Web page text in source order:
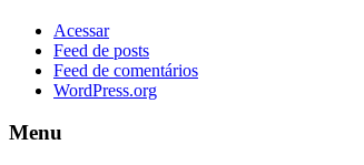
Acessar
Feed de posts
Feed de comentários
WordPress.org
Menu